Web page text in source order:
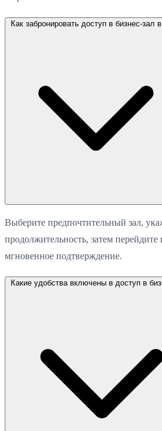
Как забронировать доступ в бизнес-зал
Выберите предпочтительный зал,
продолжительность, затем
мгновенное подтверждение.
Какие удобства включены в доступ в